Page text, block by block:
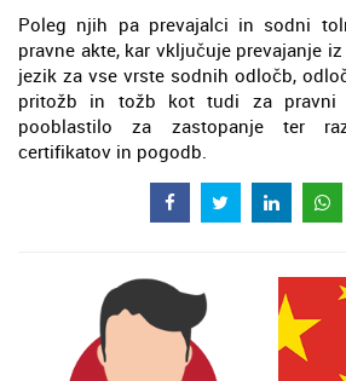
Poleg njih pa prevajalci in sodni
pravne akte, kar vključuje prevajanje
jezik za vse vrste sodnih odločb,
pritožb in tožb kot tudi za pravni
pooblastilo za zastopanje ter
certifikatov in pogodb.